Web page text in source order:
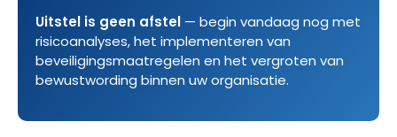
Uitstel is geen afstel — begin vandaag nog met
risicoanalyses, het implementeren van
beveiligingsmaatregelen en het vergroten van
bewustwording binnen uw organisatie.